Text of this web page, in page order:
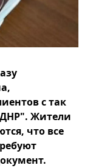
с так
Жители
что все